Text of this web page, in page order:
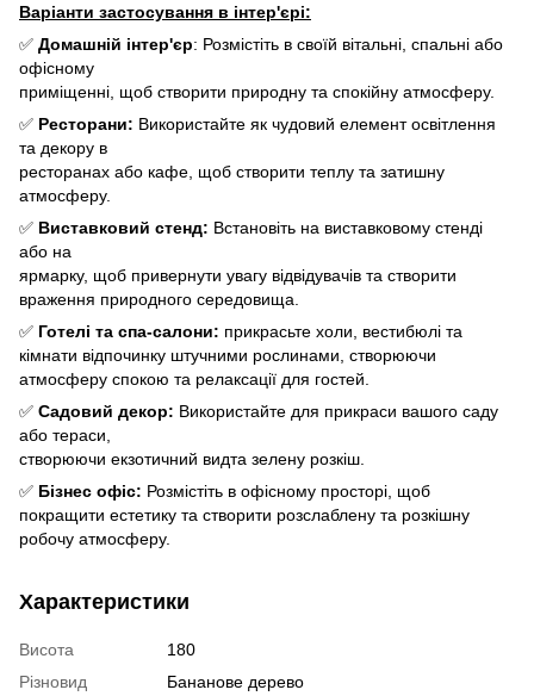
Варіанти застосування в інтер'єрі:
✅ Домашній інтер'єр: Розмістіть в своїй вітальні, спальні або
офісному
приміщенні, щоб створити природну та спокійну атмосферу.
✅ Ресторани: Використайте як чудовий елемент освітлення
та декору в
ресторанах або кафе, щоб створити теплу та затишну
атмосферу.
✅ Виставковий стенд: Встановіть на виставковому стенді
або на
ярмарку, щоб привернути увагу відвідувачів та створити
враження природного середовища.
✅ Готелі та спа-салони: прикрасьте холи, вестибюлі та
кімнати відпочинку штучними рослинами, створюючи
атмосферу спокою та релаксації для гостей.
✅ Садовий декор: Використайте для прикраси вашого саду
або тераси,
створюючи екзотичний видта зелену розкіш.
✅ Бізнес офіс: Розмістіть в офісному просторі, щоб
покращити естетику та створити розслаблену та розкішну
робочу атмосферу.
Характеристики
Висота
180
Різновид
Бананове дерево